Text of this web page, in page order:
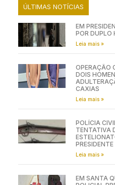
ÚLTIMAS NOTÍCIAS
EM
POR DUPLO
Leia mais »
OPERAÇÃO
DOIS
CAXIAS
Leia mais »
POLÍCIA
TENTATIVA
Leia mais »
EM SANTA